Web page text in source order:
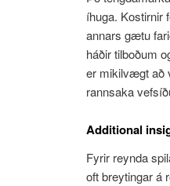
íhuga. Kostirnir
annars gætu
háðir tilboðum
er mikilvægt að
rannsaka
Additional
Fyrir reynda
oft breytingar á